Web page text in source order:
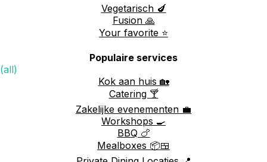
Vegetarisch 🍆
Fusion 🙏
Your favorite ⭐️
Populaire services
(all)
Kok aan huis 🏡
Catering 🍸
Zakelijke evenementen 💼
Workshops 🍳
BBQ 🍗
Mealboxes 📦🍱